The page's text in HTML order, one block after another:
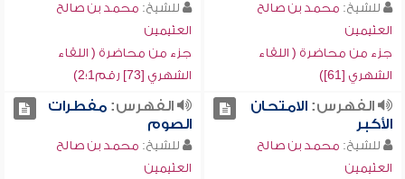
للشيخ: محمد بن صالح
العثيمين
جزء من محاضرة ( اللقاء
الشهري [61])
للشيخ: محمد بن صالح
العثيمين
جزء من محاضرة ( اللقاء
الشهري [73] رقم1؛2)
الفهرس:الامتحان
الأكبر
للشيخ: محمد بن صالح
العثيمين
الفهرس:مفطرات
الصوم
للشيخ: محمد بن صالح
العثيمين